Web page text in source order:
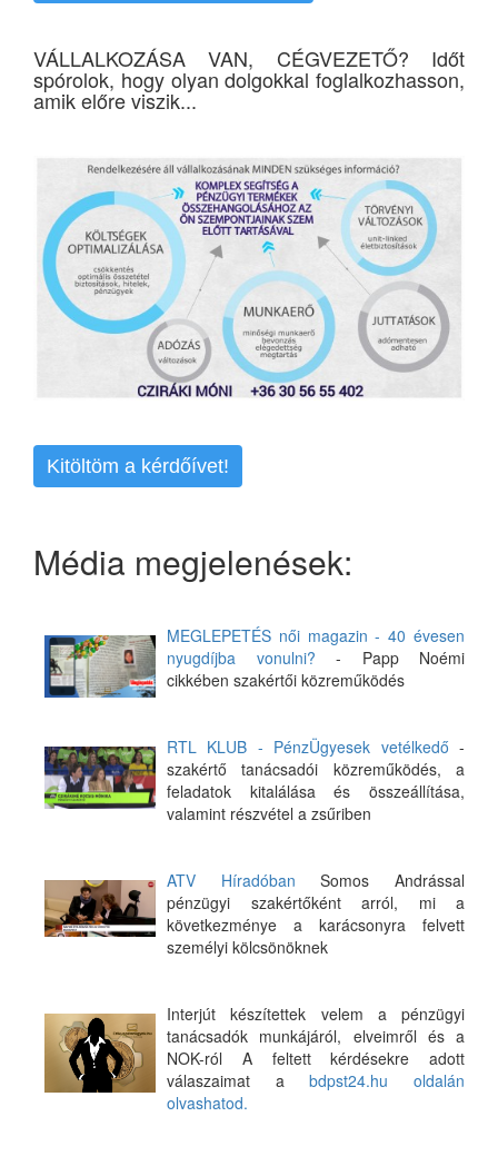
VÁLLALKOZÁSA VAN, CÉGVEZETŐ? Időt
spórolok, hogy olyan dolgokkal foglalkozhasson,
amik előre viszik...
Kitöltöm a kérdőívet!
Média megjelenések:
MEGLEPETÉS női magazin - 40 évesen
nyugdíjba vonulni? - Papp Noémi
cikkében szakértői közreműködés
RTL KLUB - PénzÜgyesek vetélkedő -
szakértő tanácsadói közreműködés, a
feladatok kitalálása és összeállítása,
valamint részvétel a zsűriben
ATV Híradóban Somos Andrással
pénzügyi szakértőként arról, mi a
következménye a karácsonyra felvett
személyi kölcsönöknek
Interjút készítettek velem a pénzügyi
tanácsadók munkájáról, elveimről és a
NOK-ról A feltett kérdésekre adott
válaszaimat abdpst24.hu oldalán
olvashatod.